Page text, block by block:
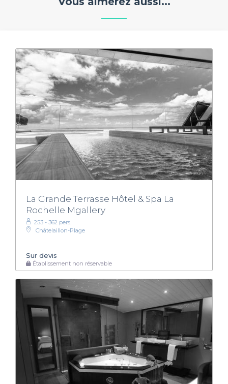
La Grande Terrasse Hôtel & Spa La
Rochelle Mgallery
253 - 362 pers.
Châtelaillon-Plage
Sur devis
Établissement non réservable